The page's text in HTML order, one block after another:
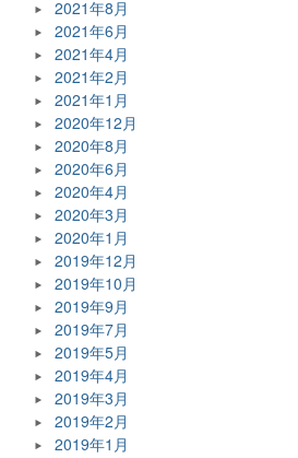
2021年8月
2021年6月
2021年4月
2021年2月
2021年1月
2020年12月
2020年8月
2020年6月
2020年4月
2020年3月
2020年1月
2019年12月
2019年10月
2019年9月
2019年7月
2019年5月
2019年4月
2019年3月
2019年2月
2019年1月